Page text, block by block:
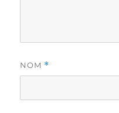
NOM *